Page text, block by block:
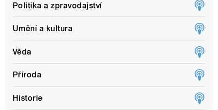
Politika a zpravodajství
Umění a kultura
Věda
Příroda
Historie